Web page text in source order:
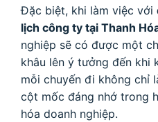
Đặc biệt, khi làm việc với
lịch công ty tại Thanh
nghiệp sẽ có được một
khâu lên ý tưởng đến khi
mỗi chuyến đi không chỉ
cột mốc đáng nhớ trong
hóa doanh nghiệp.